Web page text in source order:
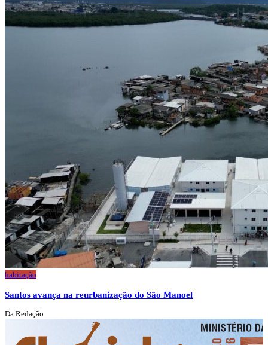
habitação
Santos avança na reurbanização do São Manoel
Da Redação